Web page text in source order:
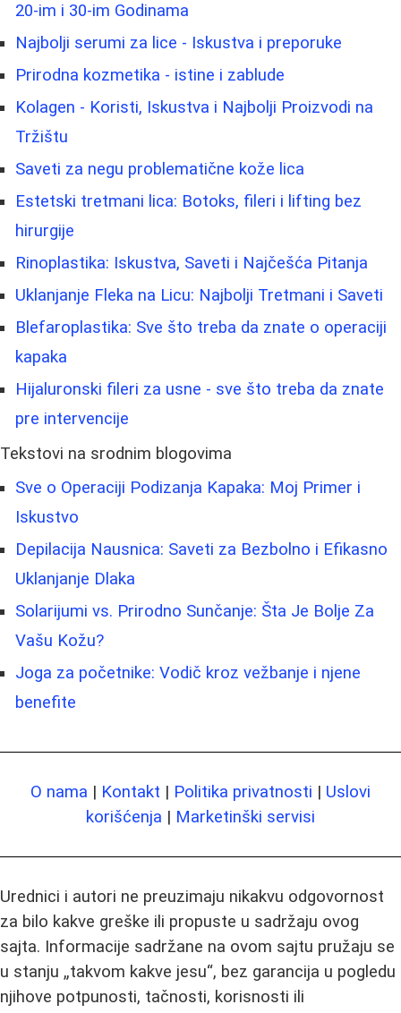
20-im i 30-im Godinama
Najbolji serumi za lice - Iskustva i preporuke
Prirodna kozmetika - istine i zablude
Kolagen - Koristi, Iskustva i Najbolji Proizvodi na
Tržištu
Saveti za negu problematične kože lica
Estetski tretmani lica: Botoks, fileri i lifting bez
hirurgije
Rinoplastika: Iskustva, Saveti i Najčešća Pitanja
Uklanjanje Fleka na Licu: Najbolji Tretmani i Saveti
Blefaroplastika: Sve što treba da znate o operaciji
kapaka
Hijaluronski fileri za usne - sve što treba da znate
pre intervencije
Tekstovi na srodnim blogovima
Sve o Operaciji Podizanja Kapaka: Moj Primer i
Iskustvo
Depilacija Nausnica: Saveti za Bezbolno i Efikasno
Uklanjanje Dlaka
Solarijumi vs. Prirodno Sunčanje: Šta Je Bolje Za
Vašu Kožu?
Joga za početnike: Vodič kroz vežbanje i njene
benefite
O nama | Kontakt | Politika privatnosti | Uslovi
korišćenja | Marketinški servisi
Urednici i autori ne preuzimaju nikakvu odgovornost
za bilo kakve greške ili propuste u sadržaju ovog
sajta. Informacije sadržane na ovom sajtu pružaju se
u stanju „takvom kakve jesu“, bez garancija u pogledu
njihove potpunosti, tačnosti, korisnosti ili